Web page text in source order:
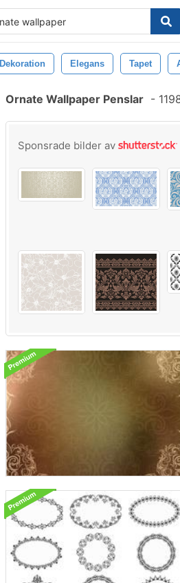
Dekoration Elegans Tapet
Ornate Wallpaper Penslar -
Sponsrade bilder av